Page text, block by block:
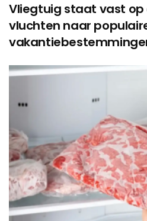
Vliegtuig staat vast
vluchten naar